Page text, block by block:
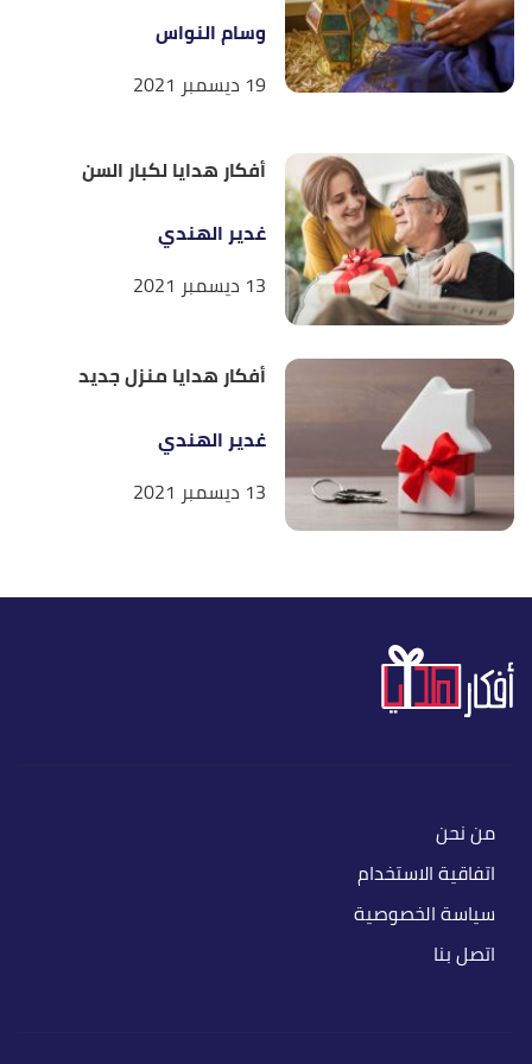
وسام النواس
19 ديسمبر 2021
أفكار هدايا لكبار السن
غدير الهندي
13 ديسمبر 2021
أفكار هدايا منزل جديد
غدير الهندي
13 ديسمبر 2021
من نحن
اتفاقية الاستخدام
سياسة الخصوصية
اتصل بنا